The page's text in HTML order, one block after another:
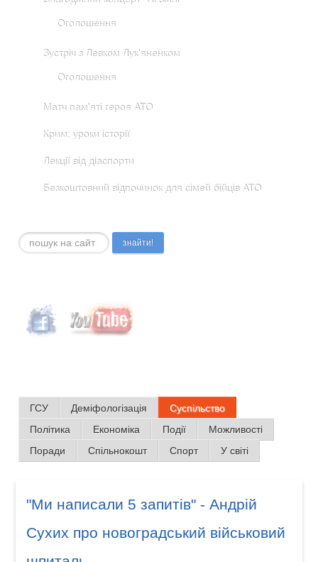
Оголошення
Зустріч з Левком Лук'яненком
Оголошення
Матч пам'яті героя АТО
Крим: уроки історії
Лекції від діаспорти
Безкоштовний відпочинок для сімей бійців АТО
Пошук... знайти!
ГСУ Деміфологізація
Суспільство
Політика
Економіка Події
Можливості
Поради
Спільнокошт Спорт У світі
"Ми написали 5 запитів" - Андрій
Сухих про новоградський військовий